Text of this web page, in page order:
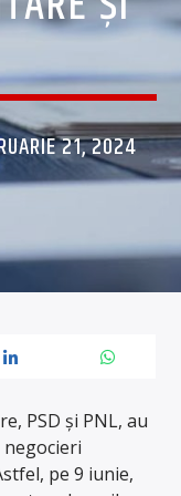
21, 2024
PSD și PNL, au
negocieri
pe 9 iunie,